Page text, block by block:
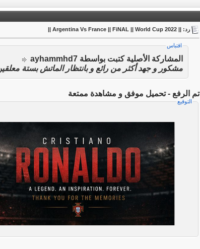
رد: || Argentina Vs France || FiNAL || World Cup 2022 ||
اقتباس
المشاركة الأصلية كتبت بواسطة ayhammhd7
مشكور و جهد أكثر من رائع و بانتظار الماتش بستة
تم الرفع - تحميل موفق و مشاهدة ممتعة
التوقيع